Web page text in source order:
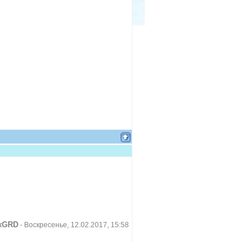
- Воскресенье, 12.02.2017, 15:58